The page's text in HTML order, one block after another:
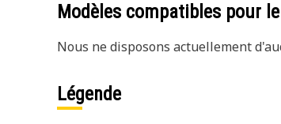
Modèles compatibles pour
Nous ne disposons actuellement
Légende